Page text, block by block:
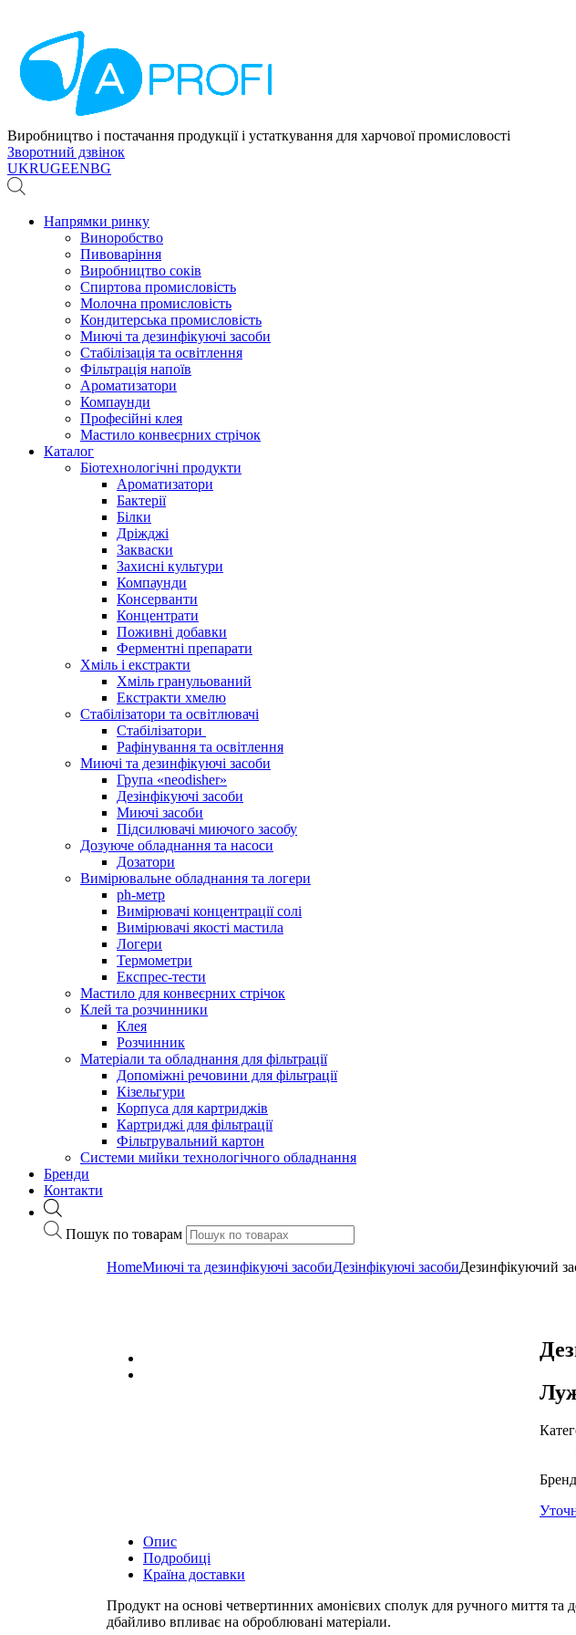
Виробництво і постачання продукції і устаткування для харчової промисловості
Зворотний дзвінок
UKRUGEENBG
Напрямки ринку
Виноробство
Пивоваріння
Виробництво соків
Спиртова промисловість
Молочна промисловість
Кондитерська промисловість
Миючі та дезинфікуючі засоби
Стабілізація та освітлення
Фільтрація напоїв
Ароматизатори
Компаунди
Професійні клея
Мастило конвеєрних стрічок
Каталог
Біотехнологічні продукти
Ароматизатори
Бактерії
Білки
Дріжджі
Закваски
Захисні культури
Компаунди
Консерванти
Концентрати
Поживні добавки
Ферментні препарати
Хміль і екстракти
Хміль гранульований
Екстракти хмелю
Стабілізатори та освітлювачі
Стабілізатори
Рафінування та освітлення
Миючі та дезинфікуючі засоби
Група «neodisher»
Дезінфікуючі засоби
Миючі засоби
Підсилювачі миючого засобу
Дозуюче обладнання та насоси
Дозатори
Вимірювальне обладнання та логери
ph-метр
Вимірювачі концентрації солі
Вимірювачі якості мастила
Логери
Термометри
Експрес-тести
Мастило для конвеєрних стрічок
Клей та розчинники
Клея
Розчинник
Матеріали та обладнання для фільтрації
Допоміжні речовини для фільтрації
Кізельгури
Корпуса для картриджів
Картриджі для фільтрації
Фільтрувальний картон
Системи мийки технологічного обладнання
Бренди
Контакти
Пошук по товарам
HomeМиючі та дезинфікуючі засобиДезінфікуючі засобиДезинфікуючий
Опис
Подробиці
Країна доставки
Продукт на основі четвертинних амонієвих сполук для ручного миття
дбайливо впливає на оброблювані матеріали.